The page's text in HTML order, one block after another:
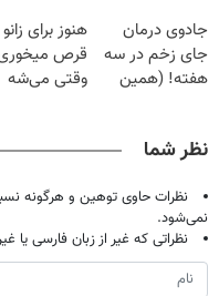
میلیون تومان!!!
جادوی درمان
جای زخم در سه
هفته! (همین
هنوز برای
قرص
وقتی می‌شه
نظر شما
نظرات حاوی توهین و هرگونه
نمی‌شود.
نظراتی که غیر از زبان فارسی یا